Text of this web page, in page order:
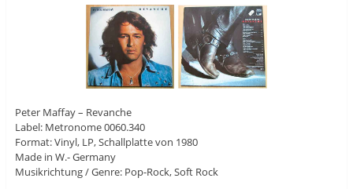
Peter Maffay ‎– Revanche
Label: Metronome ‎0060.340
Format: Vinyl, LP, Schallplatte von 1980
Made in W.- Germany
Musikrichtung / Genre: Pop-Rock, Soft Rock